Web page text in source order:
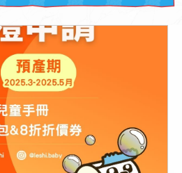
點擊這裡